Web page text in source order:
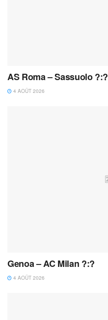
AS Roma – Sassuolo ?:?
4 AOÛT 2026
Genoa – AC Milan ?:?
4 AOÛT 2026